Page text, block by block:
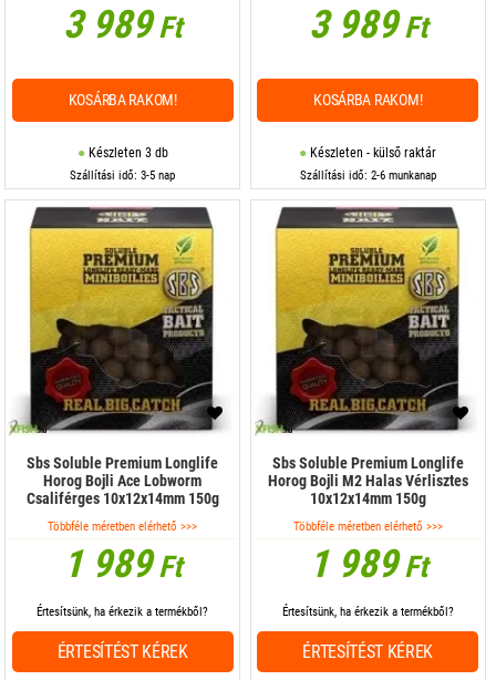
3 989Ft
Készleten 3 db
Szállítási idő: 3-5 nap
KOSÁRBA RAKOM!
3 989Ft
Készleten - külső raktár
Szállítási idő: 2-6 munkanap
KOSÁRBA RAKOM!
Sbs Soluble Premium Longlife
Horog Bojli Ace Lobworm
Csaliférges 10x12x14mm 150g
Többféle méretben elérhető >>>
1 989Ft
Értesítsünk, ha érkezik a termékből?
ÉRTESÍTÉST KÉREK
Sbs Soluble Premium Longlife
Horog Bojli M2 Halas Vérlisztes
10x12x14mm 150g
Többféle méretben elérhető >>>
1 989Ft
Értesítsünk, ha érkezik a termékből?
ÉRTESÍTÉST KÉREK